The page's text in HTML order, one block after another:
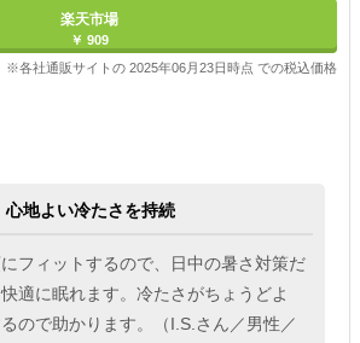
楽天市場
￥ 909
※各社通販サイトの 2025年06月23日時点 での税込価格
地よい冷たさを持続
フィットするので、日中の暑さ対策だ
適に眠れます。冷たさがちょうどよ
ので助かります。（I.S.さん／男性／